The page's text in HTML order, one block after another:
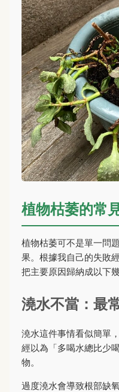
植物枯萎的常
植物枯萎可不是單一問
果。根據我自己的失敗
把主要原因歸納成以下幾
澆水不當：最
澆水這件事情看似簡單
經以為「多喝水總比少
物。
過度澆水會導致根部缺